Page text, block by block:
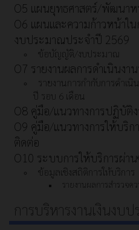
O5 แผนยุทธศาสตร์/พัฒนาห
O6 แผนและความก้าวหน้าใน
งบประมาณประจําปี 2569
ข้อบัญญัติ/งบประมาณ
O7 รายงานผลการดำเนินง
รายงานการกำกับการดำเนิ
ปี รอบ 6 เดือน
O8 คู่มือ/แนวทางการปฏิบัติ
O9 คู่มือ/แนวทางการให้บริ
ติดต่อ
O10 ระบบการให้บริการผ่า
ข้อมูลเชิงสถิติการให้บริการ
รายงานผลการสำรวจค
การบริหารงานเงินงบ